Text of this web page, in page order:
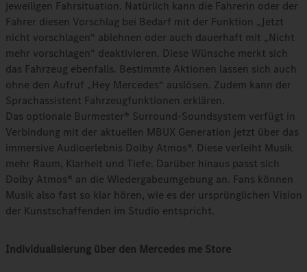
jeweiligen Fahrsituation. Natürlich kann die Fahrerin oder der
Fahrer diesen Vorschlag bei Bedarf mit der Funktion „Jetzt
nicht vorschlagen“ ablehnen oder auch dauerhaft mit „Nicht
mehr vorschlagen“ deaktivieren. Diese Wünsche merkt sich
das Fahrzeug ebenfalls. Bestimmte Aktionen lassen sich auch
ohne den Aufruf „Hey Mercedes“ auslösen. Zudem kann der
Sprachassistent Fahrzeugfunktionen erklären.
Das optionale Burmester® Surround-Soundsystem verfügt in
Verbindung mit der aktuellen MBUX Generation jetzt über das
immersive Audioerlebnis Dolby Atmos®. Diese verleiht Musik
mehr Raum, Klarheit und Tiefe. Darüber hinaus passt sich
Dolby Atmos® an die Wiedergabeumgebung an. Fans können
Musik also fast so klar hören, wie es der ursprünglichen Vision
der Kunstschaffenden im Studio entspricht.
Individualisierung über den Mercedes me Store